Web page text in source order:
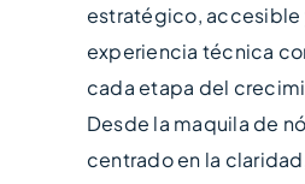
estratégico, accesible
experiencia técnica
cada etapa del
Desde la maquila de
centrado en la